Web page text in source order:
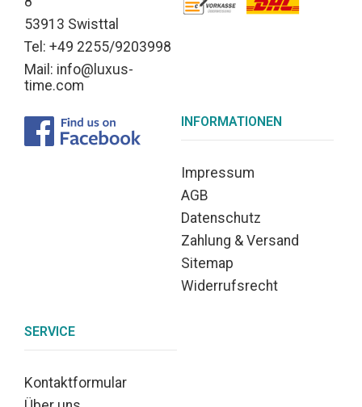
53913 Swisttal
Tel: +49 2255/9203998
Mail: info@luxus-
time.com
INFORMATIONEN
Impressum
AGB
Datenschutz
Zahlung & Versand
Sitemap
Widerrufsrecht
SERVICE
Kontaktformular